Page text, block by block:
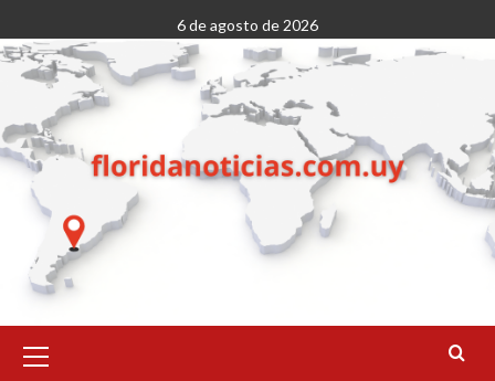
al
contenido
6 de agosto de 2026
primario